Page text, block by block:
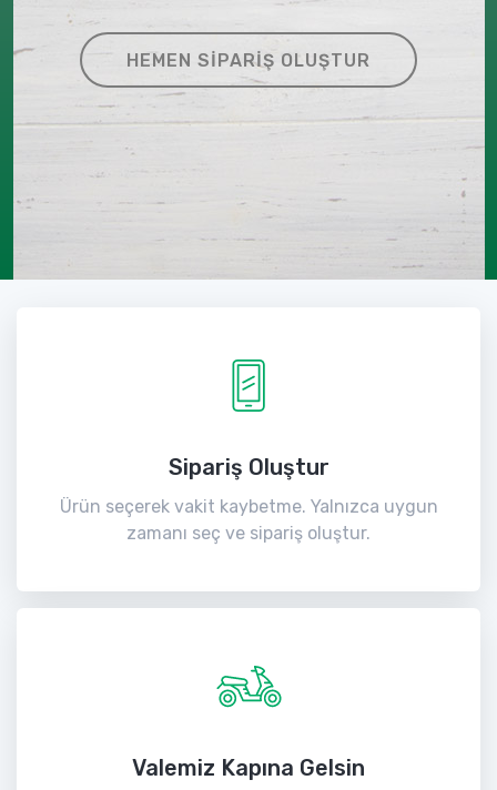
HEMEN SIPARIŞ OLUŞTUR
Sipariş Oluştur
Ürün seçerek vakit kaybetme. Yalnızca uygun
zamanı seç ve sipariş oluştur.
Valemiz Kapına Gelsin